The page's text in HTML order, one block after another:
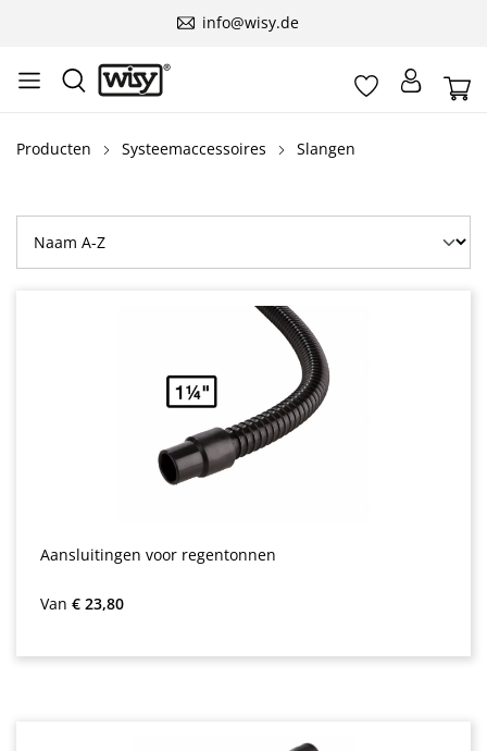
info@wisy.de
Producten Systeemaccessoires Slangen
Aansluitingen voor regentonnen
Normale prijs:
Van € 23,80